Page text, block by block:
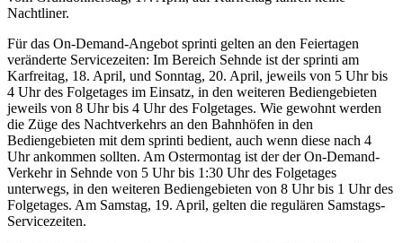
Nachtliner.
Für das On-Demand-Angebot sprinti gelten an den Feiertagen
veränderte Servicezeiten: Im Bereich Sehnde ist der sprinti am
Karfreitag, 18. April, und Sonntag, 20. April, jeweils von 5 Uhr bis
4 Uhr des Folgetages im Einsatz, in den weiteren Bediengebieten
jeweils von 8 Uhr bis 4 Uhr des Folgetages. Wie gewohnt werden
die Züge des Nachtverkehrs an den Bahnhöfen in den
Bediengebieten mit dem sprinti bedient, auch wenn diese nach 4
Uhr ankommen sollten. Am Ostermontag ist der der On-Demand-
Verkehr in Sehnde von 5 Uhr bis 1:30 Uhr des Folgetages
unterwegs, in den weiteren Bediengebieten von 8 Uhr bis 1 Uhr des
Folgetages. Am Samstag, 19. April, gelten die regulären Samstags-
Servicezeiten.